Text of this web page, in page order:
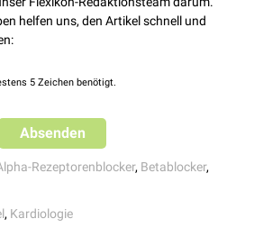
Grad.
helfen uns, den Artikel schnell und
5 Zeichen benötigt.
Absenden
Rezeptorenblocker, Betablocker,
, Kardiologie